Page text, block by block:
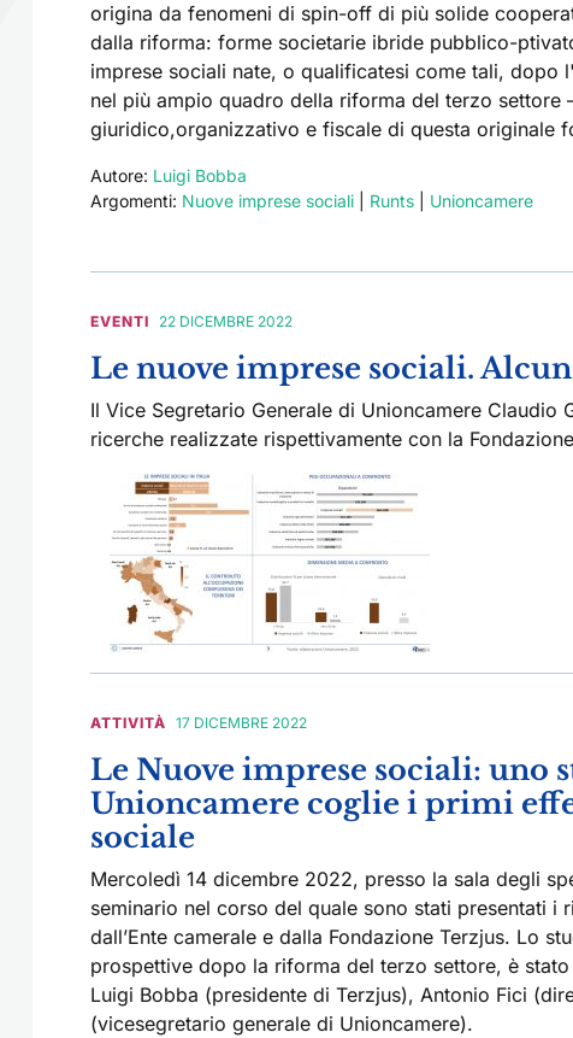
origina da fenomeni di spin-off di più solide
dalla riforma: forme societarie ibride pubblico-
imprese sociali nate, o qualificatesi come tali, dopo
nel più ampio quadro della riforma del terzo
giuridico,organizzativo e fiscale di questa originale
Autore: Luigi Bobba
Argomenti: Nuove imprese sociali Runts Unioncamere
EVENTI 22 DICEMBRE 2022
Le nuove imprese sociali.
Il Vice Segretario Generale di Unioncamere
ricerche realizzate rispettivamente con la
ATTIVITÀ 17 DICEMBRE 2022
Le Nuove imprese sociali: uno
Unioncamere coglie i primi
sociale
Mercoledì 14 dicembre 2022, presso la sala degli
seminario nel corso del quale sono stati presentati
dall’Ente camerale e dalla Fondazione Terzjus. Lo
prospettive dopo la riforma del terzo settore, è
Luigi Bobba (presidente di Terzjus), Antonio Fici
(vicesegretario generale di Unioncamere).